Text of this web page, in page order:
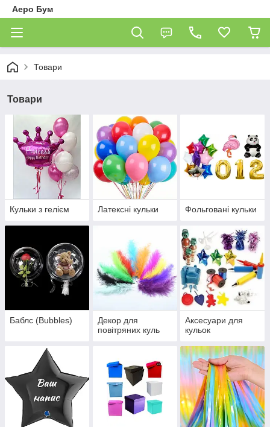
Аеро Бум
Товари
Товари
Кульки з гелієм Латексні кульки Фольговані кульки
Баблс (Bubbles)
Декор для
повітряних куль
Аксесуари для
кульок